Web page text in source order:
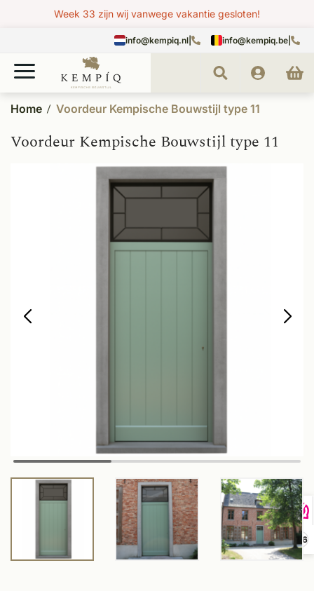
9,6
Week 33 zijn wij vanwege vakantie gesloten!
info@kempiq.nl info@kempiq.be
Home Voordeur Kempische Bouwstijl type 11
Voordeur Kempische Bouwstijl type 11